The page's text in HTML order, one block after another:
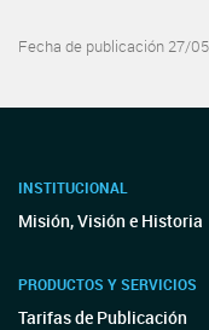
Fecha de publicación 27/
INSTITUCIONAL
Misión, Visión e Historia
PRODUCTOS Y SERVICIOS
Tarifas de Publicación